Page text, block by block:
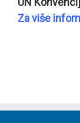
Za više